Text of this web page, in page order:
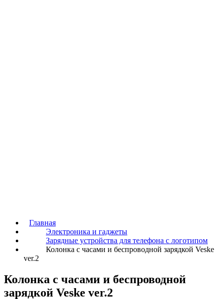
Главная
Электроника и гаджеты
Зарядные устройства для телефона с логотипом
Колонка с часами и беспроводной зарядкой Veske
ver.2
Колонка с часами и беспроводной
зарядкой Veske ver.2